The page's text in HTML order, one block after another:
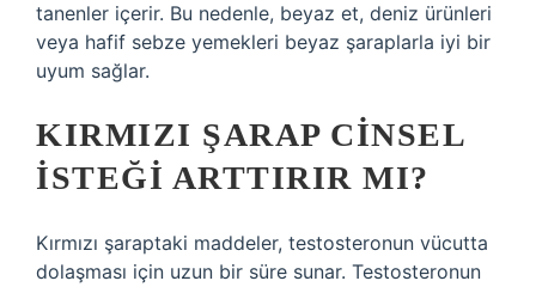
tanenler içerir. Bu nedenle, beyaz et, deniz ürünleri
veya hafif sebze yemekleri beyaz şaraplarla iyi bir
uyum sağlar.
KIRMIZI ŞARAP CINSEL
ISTEĞI ARTTIRIR MI?
Kırmızı şaraptaki maddeler, testosteronun vücutta
dolaşması için uzun bir süre sunar. Testosteronun